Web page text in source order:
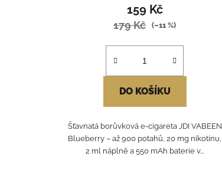
159 Kč
179 Kč (–11 %)
DO KOŠÍKU
Šťavnatá borůvková e-cigareta JDI VABEEN
Blueberry – až 900 potahů, 20 mg nikotinu,
2 ml náplně a 550 mAh baterie v...